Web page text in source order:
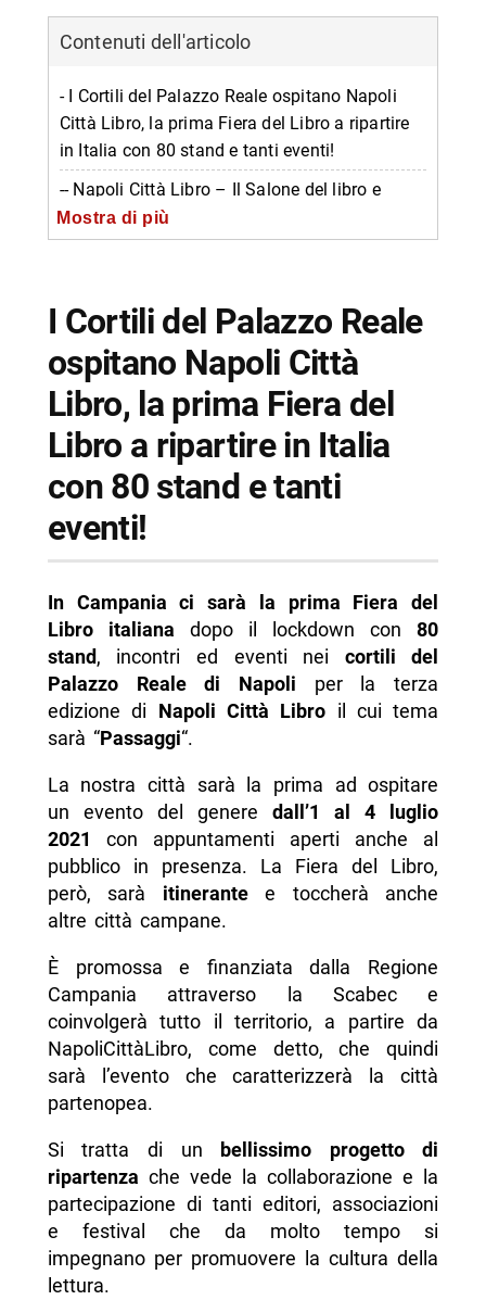
Contenuti dell'articolo
- I Cortili del Palazzo Reale ospitano Napoli
Città Libro, la prima Fiera del Libro a ripartire
in Italia con 80 stand e tanti eventi!
-- Napoli Città Libro – Il Salone del libro e
dell’editoria
Campania
-- Informazioni su Napoli Città Libro
-- Scopri di più da Napolike.it
Mostra di più
I Cortili del Palazzo Reale
ospitano Napoli Città
Libro, la prima Fiera del
Libro a ripartire in Italia
con 80 stand e tanti
eventi!
In Campania ci sarà la prima Fiera del
Libro italiana dopo il lockdown con80
stand, incontri ed eventi nei cortili del
Palazzo Reale di Napoli per la terza
edizione di Napoli Città Libro il cui tema
sarà “Passaggi“.
La nostra città sarà la prima ad ospitare
un evento del generedall’1 al 4 luglio
2021
con appuntamenti aperti anche al
pubblico in presenza. La Fiera del Libro,
però, sarà itinerantee toccherà anche
altre città campane.
È promossa e finanziata dalla Regione
Campania attraverso la Scabec e
coinvolgerà tutto il territorio, a partire da
NapoliCittàLibro, come detto, che quindi
sarà l’evento che caratterizzerà la città
partenopea.
Si tratta di un bellissimo progetto di
ripartenza che vede la collaborazione e la
partecipazione di tanti editori, associazioni
e festival che da molto tempo si
impegnano per promuovere la cultura della
lettura.